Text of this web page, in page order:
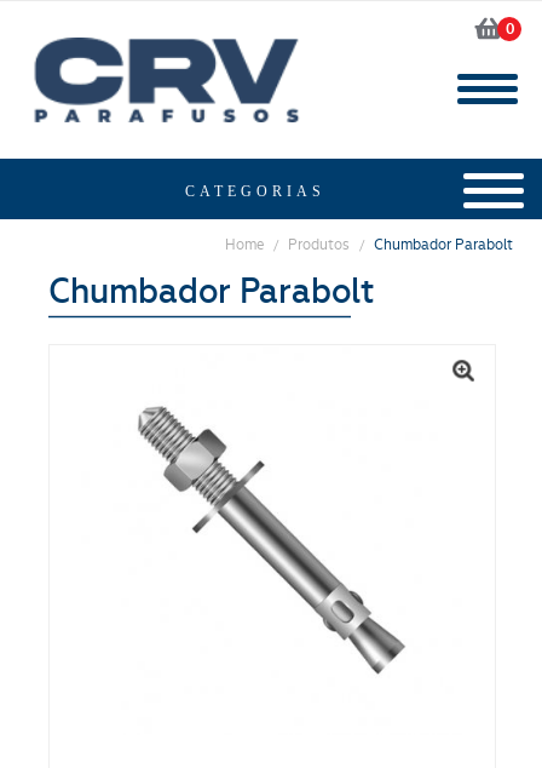
0
Home / Produtos / Chumbador Parabolt
Chumbador Parabolt